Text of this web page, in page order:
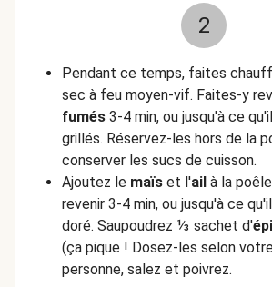
2
Pendant ce temps, faites
sec à feu moyen-vif. Faites-y
fumés 3-4 min, ou jusqu'à ce
grillés. Réservez-les hors de la
conserver les sucs de cuisson.
Ajoutez le maïs et l'ail à la
revenir 3-4 min, ou jusqu'à ce
doré. Saupoudrez ⅓ sachet d'
(ça pique ! Dosez-les selon
personne, salez et poivrez.